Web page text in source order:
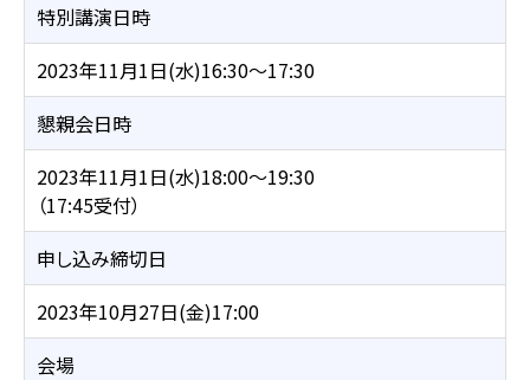
特別講演日時
2023年11月1日(水)16:30～17:30
懇親会日時
2023年11月1日(水)18:00～19:30
（17:45受付）
申し込み締切日
2023年10月27日(金)17:00
会場